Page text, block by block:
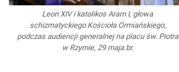
Leon XIV i katolikos Aram I, głowa
schizmatyckiego Kościoła Ormiańskiego,
podczas audiencji generalnej na placu św. Piotra
w Rzymie, 29 maja br.